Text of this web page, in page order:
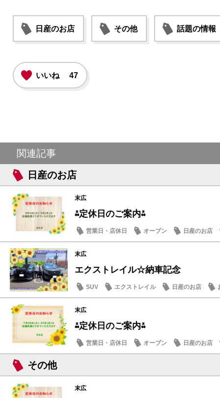
日産のお店 その他 話題の情報
いいね 47
関連記事
日産のお店
末広
⁂定休日のご案内⁂
営業日・店休日 オープン 日産のお店
末広
エクストレイル☆納車記念
SUV エクストレイル 日産のお店
末広
⁂定休日のご案内⁂
営業日・店休日 オープン 日産のお店
その他
末広